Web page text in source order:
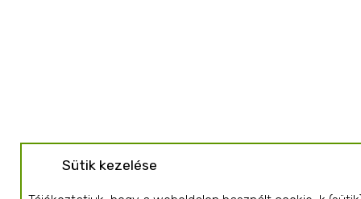
Sütik kezelése